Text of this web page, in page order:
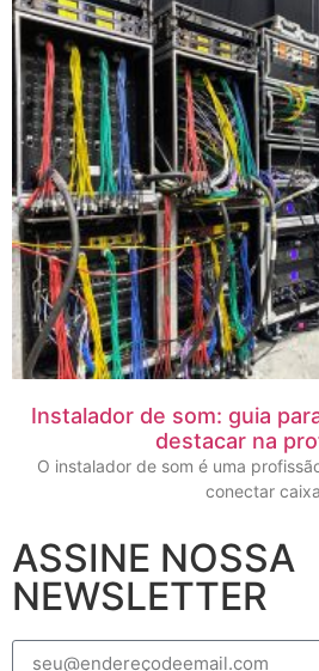
Instalador de som: guia
destacar na
O instalador de som é uma
conectar
ASSINE NOSSA
NEWSLETTER